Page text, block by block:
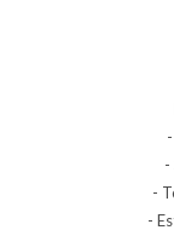
-
-
-